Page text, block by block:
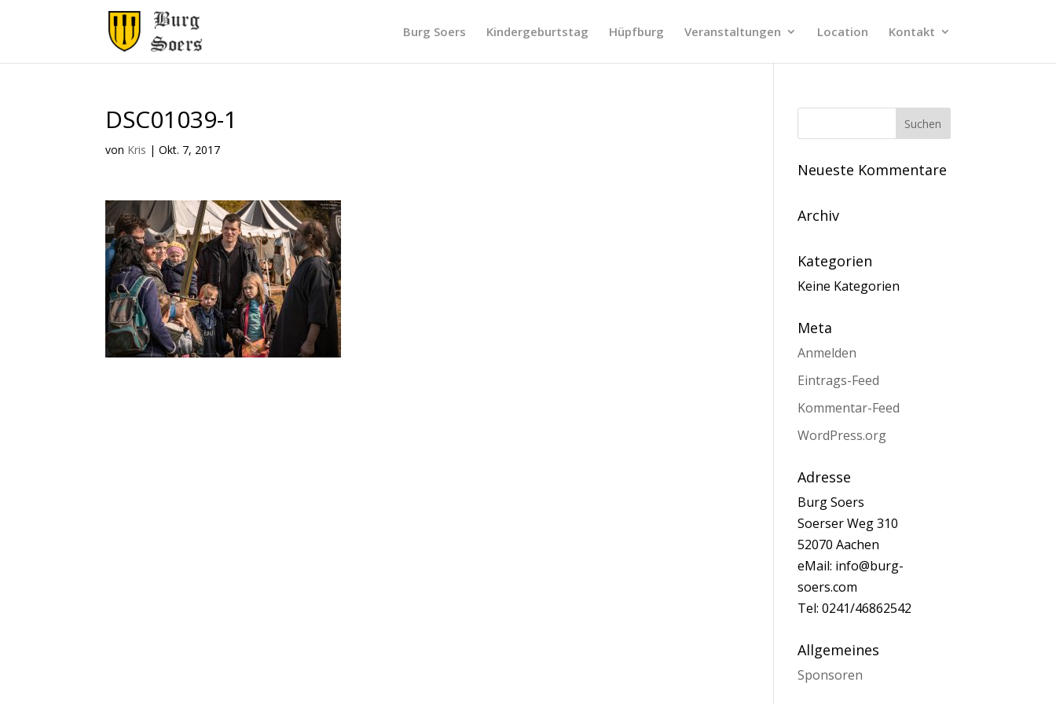
Burg Soers Kindergeburtstag Hüpfburg Veranstaltungen Location Kontakt
DSC01039-1
von Kris |Okt. 7, 2017
Neueste Kommentare
Archiv
Kategorien
Keine Kategorien
Meta
Anmelden
Eintrags-Feed
Kommentar-Feed
WordPress.org
Adresse
Burg Soers
Soerser Weg 310
52070 Aachen
eMail: info@burg-
soers.com
Tel: 0241/46862542
Allgemeines
Sponsoren